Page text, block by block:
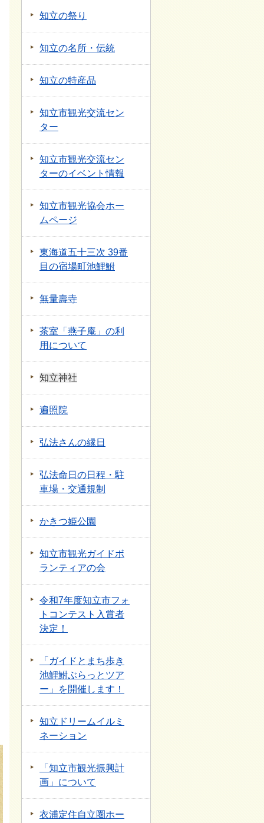
知立の祭り
知立の名所・伝統
知立の特産品
知立市観光交流セン
ター
知立市観光交流セン
ターのイベント情報
知立市観光協会ホー
ムページ
東海道五十三次 39番
目の宿場町池鯉鮒
無量壽寺
茶室「燕子庵」の利
用について
知立神社
遍照院
弘法さんの縁日
弘法命日の日程・駐
車場・交通規制
かきつ姫公園
知立市観光ガイドボ
ランティアの会
令和7年度知立市フォ
トコンテスト入賞者
決定！
「ガイドとまち歩き
池鯉鮒ぶらっとツア
ー」を開催します！
知立ドリームイルミ
ネーション
「知立市観光振興計
画」について
衣浦定住自立圏ホー